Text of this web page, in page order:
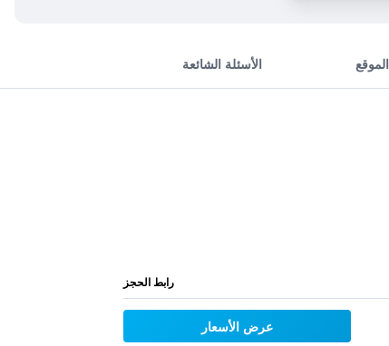
الموقع الأسئلة الشائعة
رابط الحجز
عرض الأسعار